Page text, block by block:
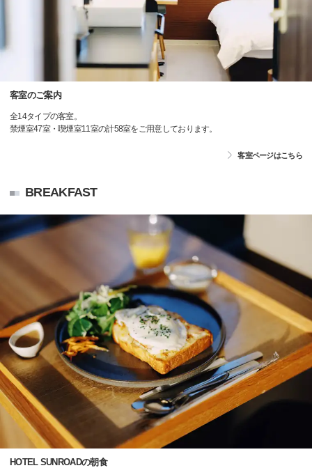
客室のご案内
全14タイプの客室。
禁煙室47室・喫煙室11室の計58室をご用意しております。
客室ページはこちら
BREAKFAST
HOTEL SUNROADの朝食